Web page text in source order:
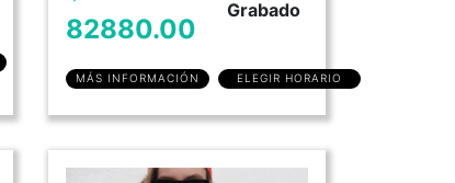
82880.00
Grabado
MÁS INFORMACIÓN ELEGIR HORARIO